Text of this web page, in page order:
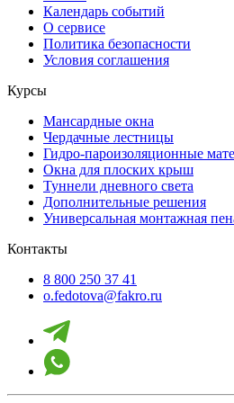
Календарь событий
О сервисе
Политика безопасности
Условия соглашения
Курсы
Мансардные окна
Чердачные лестницы
Гидро-пароизоляционные
Окна для плоских крыш
Туннели дневного света
Дополнительные решения
Универсальная монтажная
Контакты
8 800 250 37 41
o.fedotova@fakro.ru